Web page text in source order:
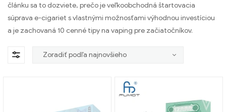
článku sa to dozviete, prečo je veľkoobchodná štartovacia
súprava e-cigariet s vlastnými možnosťami výhodnou investíciou
a je zachovaná 10 cenné tipy na vaping pre začiatočníkov.